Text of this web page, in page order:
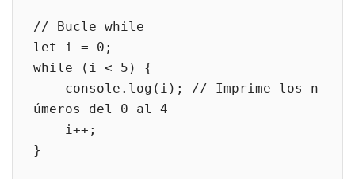
// Bucle while
let i = 0;
while (i < 5) {
úmeros del 0 al 4
    i++;
}